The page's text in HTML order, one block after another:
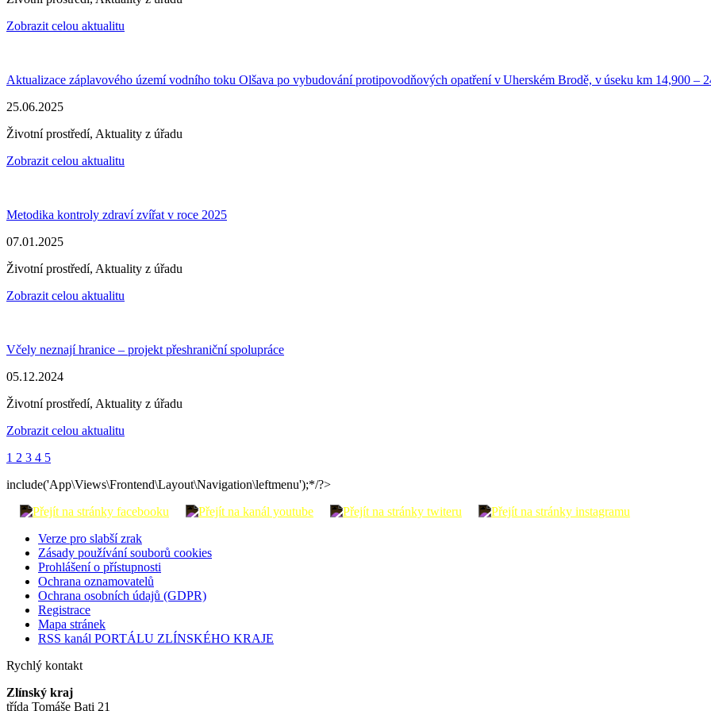
Zobrazit celou aktualitu
Aktualizace záplavového území vodního toku Olšava po vybudování protipovodňových opatření v Uherském Brodě, v úseku km 14,900 –
25.06.2025
Životní prostředí, Aktuality z úřadu
Zobrazit celou aktualitu
Metodika kontroly zdraví zvířat v roce 2025
07.01.2025
Životní prostředí, Aktuality z úřadu
Zobrazit celou aktualitu
Včely neznají hranice – projekt přeshraniční spolupráce
05.12.2024
Životní prostředí, Aktuality z úřadu
Zobrazit celou aktualitu
1 2 3 4 5
include('App\Views\Frontend\Layout\Navigation\leftmenu');*/?>
Verze pro slabší zrak
Zásady používání souborů cookies
Prohlášení o přístupnosti
Ochrana oznamovatelů
Ochrana osobních údajů (GDPR)
Registrace
Mapa stránek
RSS kanál PORTÁLU ZLÍNSKÉHO KRAJE
Rychlý kontakt
Zlínský kraj
třída Tomáše Bati 21